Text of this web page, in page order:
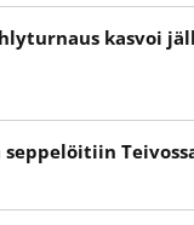
kasvoi
seppelöitiin